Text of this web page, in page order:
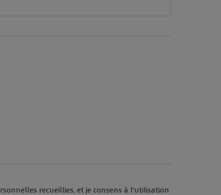
recueillies, et je consens à l'utilisation